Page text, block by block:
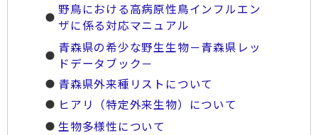
野鳥における高病原性鳥インフルエン
ザに係る対応マニュアル
青森県の希少な野生生物－青森県レッ
ドデータブック－
青森県外来種リストについて
ヒアリ（特定外来生物）について
生物多様性について